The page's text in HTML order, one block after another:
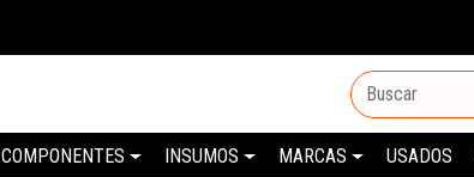
COMPONENTES INSUMOS MARCAS USADOS